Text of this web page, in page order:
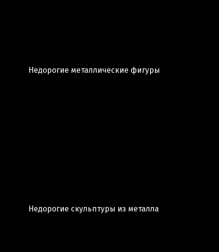
Недорогие металлические фигуры
Недорогие скульптуры из металла